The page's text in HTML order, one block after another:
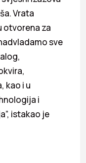
Vrata
otvorena za
sve
kao i u
i
istakao je